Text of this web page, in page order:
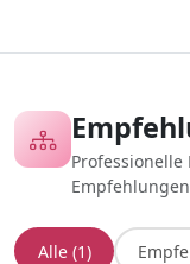
Empfehlungen
Alle (1)